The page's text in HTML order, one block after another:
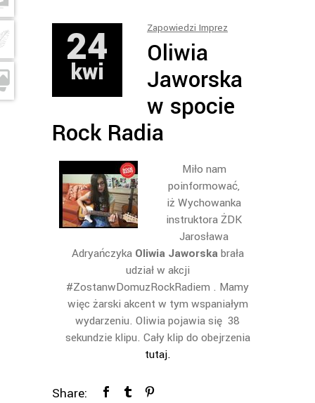
24
kwi
Zapowiedzi Imprez
Oliwia
Jaworska
w spocie
Rock Radia
Miło nam
poinformować,
iż Wychowanka
instruktora ŻDK
Jarosława
AdryańczykaOliwia Jaworskabrała
udział w akcji
#ZostanwDomuzRockRadiem . Mamy
więc żarski akcent w tym wspaniałym
wydarzeniu. Oliwia pojawia się 38
sekundzie klipu. Cały klip do obejrzenia
tutaj.
Share: